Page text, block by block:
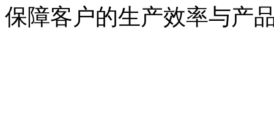
保障客户的生产效率与产